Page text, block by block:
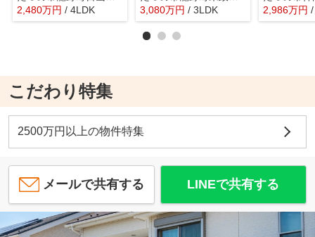
2,480万円 / 4LDK
3,080万円 / 3LDK 2,986万円
こだわり特集
2500万円以上の物件特集
メールで共有する LINEで共有する